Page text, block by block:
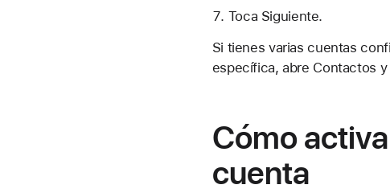
Toca Siguiente.
Si tienes varias cuentas
específica, abre Contactos
Cómo
cuenta